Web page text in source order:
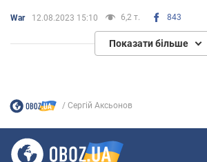
War 12.08.2023 15:10 6,2 т. 843
Показати більше
Сергій Аксьонов